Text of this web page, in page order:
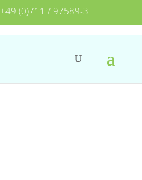
+49 (0)711 / 97589-3